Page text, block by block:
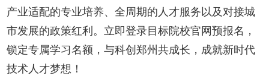
产业适配的专业培养、全周期的人才服务以及对接城
市发展的政策红利。立即登录目标院校官网预报名，
锁定专属学习名额，与科创郑州共成长，成就新时代
技术人才梦想！